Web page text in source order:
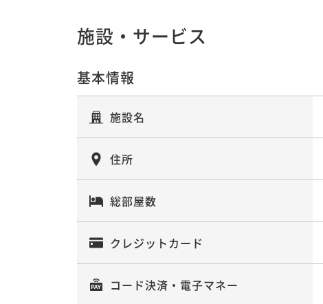
施設・サービス
基本情報
施設名
住所
総部屋数
クレジットカード
コード決済・電子マネー